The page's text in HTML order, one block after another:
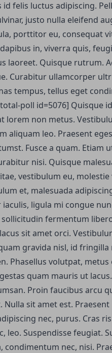
id felis luctus adipiscing.
justo nulla eleifend
porttitor eu, consequat
in, viverra quis,
laoreet. Quisque rutrum.
Curabitur ullamcorper
tempus, tellus eget
poll id=5076] Quisque
lorem non metus.
aliquam leo. Praesent
Fusce a quam. Etiam
nisi. Quisque
vestibulum eu, molestie
et, malesuada
ligula mi congue
fermentum
sit amet orci.
gravida nisl, id fringilla
Phasellus volutpat,
quam mauris ut
Proin faucibus arcu
sit amet est.
nec, purus. Cras
leo. Suspendisse feugiat.
condimentum nec, nisi.